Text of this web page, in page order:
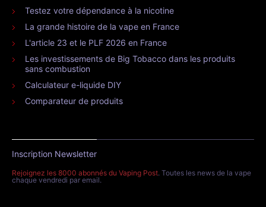
Testez votre dépendance à la nicotine
La grande histoire de la vape en France
L'article 23 et le PLF 2026 en France
Les investissements de Big Tobacco dans les produits
sans combustion
Calculateur e-liquide DIY
Comparateur de produits
Inscription Newsletter
Rejoignez les 8000 abonnés du Vaping Post. Toutes les news de la vape
chaque vendredi par email.